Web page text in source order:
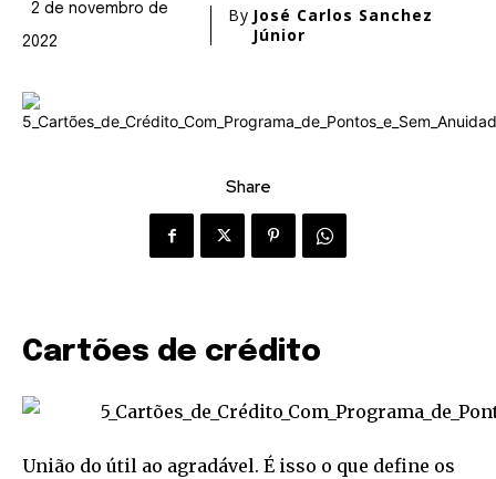
2 de novembro de
2022
By José Carlos Sanchez
Júnior
Share
Cartões de crédito
União do útil ao agradável. É isso o que define os